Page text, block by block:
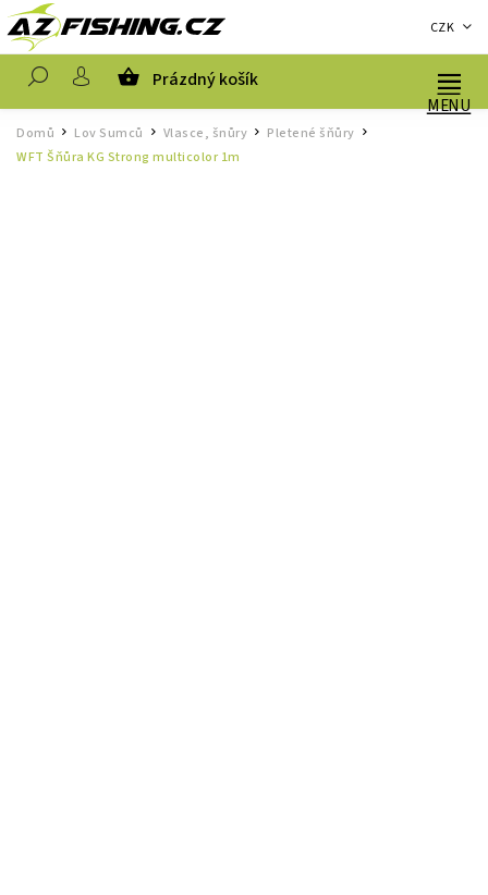
CZK
Prázdný košík
Domů / Lov Sumců Vlasce, šnůry / Pletené šňůry
WFT Šňůra KG Strong multicolor 1m